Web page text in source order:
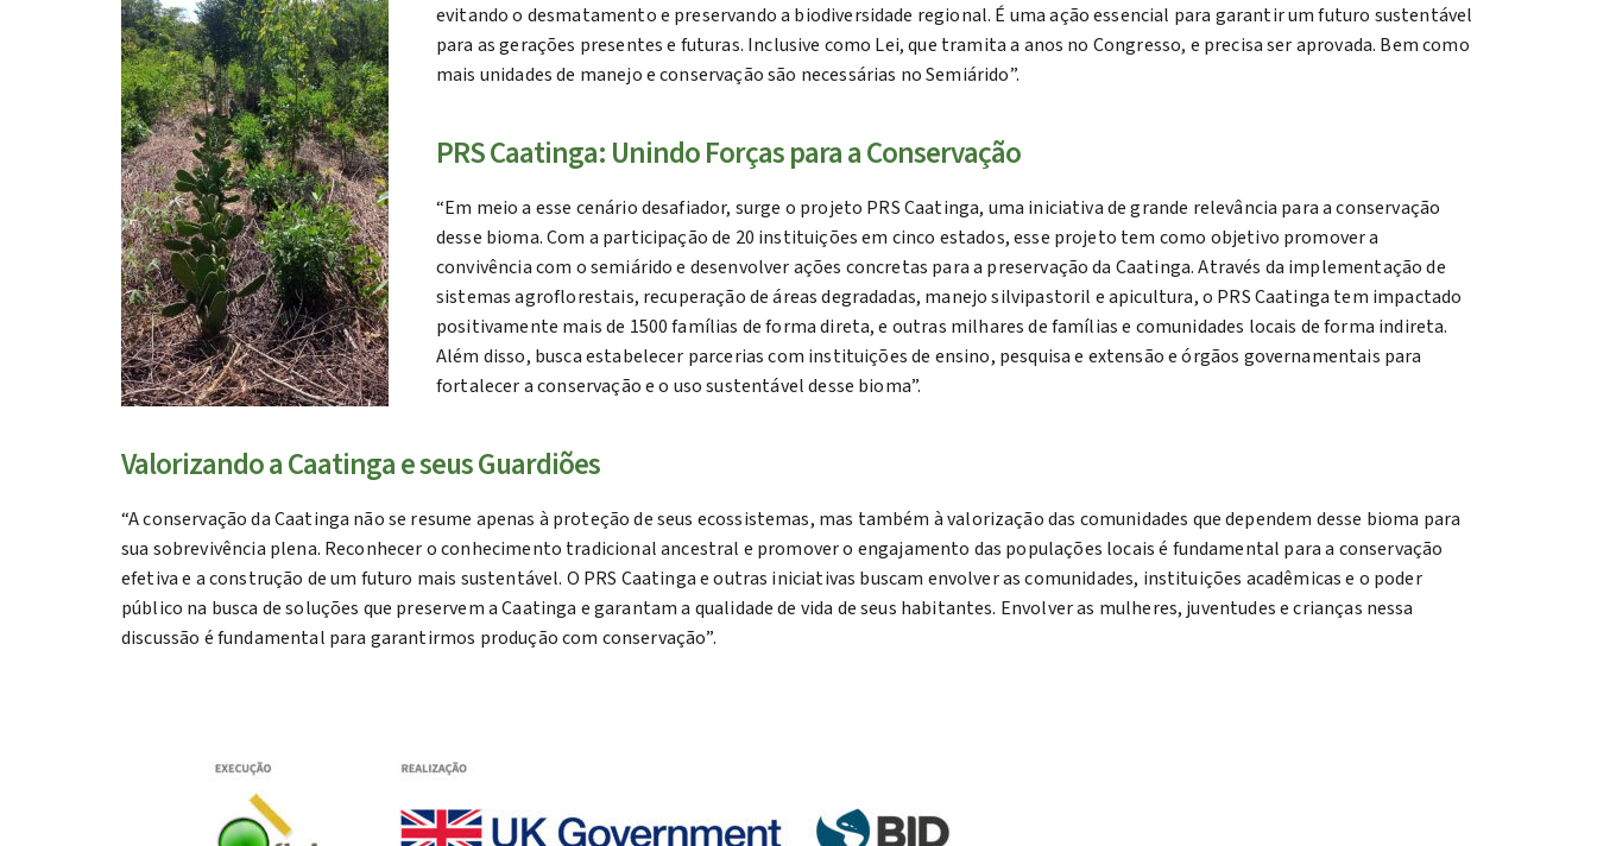
evitando o desmatamento e preservando a biodiversidade regional. É uma ação essencial para garantir um futuro sustentável
para as gerações presentes e futuras. Inclusive como Lei, que tramita a anos no Congresso, e precisa ser aprovada. Bem como
mais unidades de manejo e conservação são necessárias no Semiárido”.
PRS Caatinga: Unindo Forças para a Conservação
“Em meio a esse cenário desafiador, surge o projeto PRS Caatinga, uma iniciativa de grande relevância para a conservação
desse bioma. Com a participação de 20 instituições em cinco estados, esse projeto tem como objetivo promover a
convivência com o semiárido e desenvolver ações concretas para a preservação da Caatinga. Através da implementação de
sistemas agroflorestais, recuperação de áreas degradadas, manejo silvipastoril e apicultura, o PRS Caatinga tem impactado
positivamente mais de 1500 famílias de forma direta, e outras milhares de famílias e comunidades locais de forma indireta.
Além disso, busca estabelecer parcerias com instituições de ensino, pesquisa e extensão e órgãos governamentais para
fortalecer a conservação e o uso sustentável desse bioma”.
Valorizando a Caatinga e seus Guardiões
“A conservação da Caatinga não se resume apenas à proteção de seus ecossistemas, mas também à valorização das comunidades que dependem desse bioma para
sua sobrevivência plena. Reconhecer o conhecimento tradicional ancestral e promover o engajamento das populações locais é fundamental para a conservação
efetiva e a construção de um futuro mais sustentável. O PRS Caatinga e outras iniciativas buscam envolver as comunidades, instituições acadêmicas e o poder
público na busca de soluções que preservem a Caatinga e garantam a qualidade de vida de seus habitantes. Envolver as mulheres, juventudes e crianças nessa
discussão é fundamental para garantirmos produção com conservação”.